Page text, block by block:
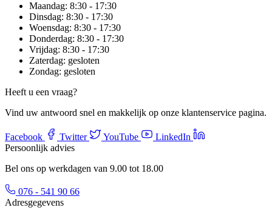
Maandag: 8:30 - 17:30
Dinsdag: 8:30 - 17:30
Woensdag: 8:30 - 17:30
Donderdag: 8:30 - 17:30
Vrijdag: 8:30 - 17:30
Zaterdag: gesloten
Zondag: gesloten
Heeft u een vraag?
Vind uw antwoord snel en makkelijk op onze klantenservice pagina.
Facebook Twitter YouTube
LinkedIn
Persoonlijk advies
Bel ons op werkdagen van 9.00 tot 18.00
076 - 541 90 66
Adresgegevens